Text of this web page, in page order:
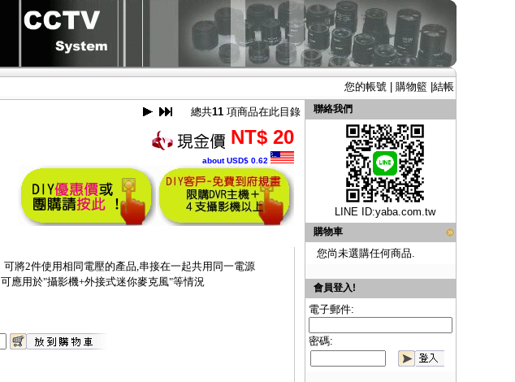
您的帳號 購物籃 結帳
總共11 項商品在此目錄
NT$ 20
about USD$ 0.62
可將2件使用相同電壓的產品,串接在一起共用同一電源
可應用於"攝影機+外接式迷你麥克風"等情況
聯絡我們
LINE ID:yaba.com.tw
購物車
您尚未選購任何商品.
會員登入!
電子郵件:
密碼: